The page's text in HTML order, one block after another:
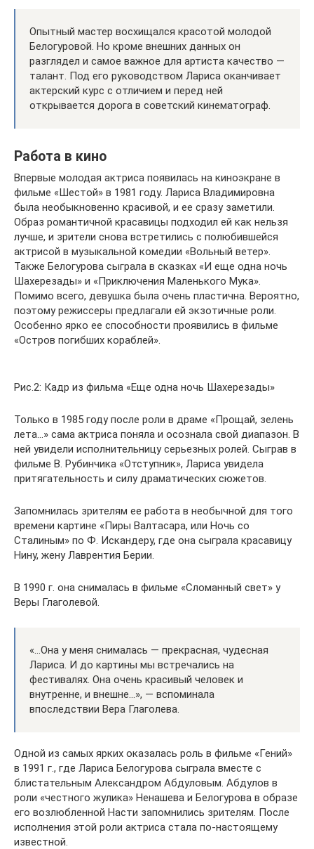
Опытный мастер восхищался красотой молодой
Белогуровой. Но кроме внешних данных он
разглядел и самое важное для артиста качество —
талант. Под его руководством Лариса оканчивает
актерский курс с отличием и перед ней
открывается дорога в советский кинематограф.
Работа в кино
Впервые молодая актриса появилась на киноэкране в
фильме «Шестой» в 1981 году. Лариса Владимировна
была необыкновенно красивой, и ее сразу заметили.
Образ романтичной красавицы подходил ей как нельзя
лучше, и зрители снова встретились с полюбившейся
актрисой в музыкальной комедии «Вольный ветер».
Также Белогурова сыграла в сказках «И еще одна ночь
Шахерезады» и «Приключения Маленького Мука».
Помимо всего, девушка была очень пластична. Вероятно,
поэтому режиссеры предлагали ей экзотичные роли.
Особенно ярко ее способности проявились в фильме
«Остров погибших кораблей».
Рис.2: Кадр из фильма «Еще одна ночь Шахерезады»
Только в 1985 году после роли в драме «Прощай, зелень
лета…» сама актриса поняла и осознала свой диапазон. В
ней увидели исполнительницу серьезных ролей. Сыграв в
фильме В. Рубинчика «Отступник», Лариса увидела
притягательность и силу драматических сюжетов.
Запомнилась зрителям ее работа в необычной для того
времени картине «Пиры Валтасара, или Ночь со
Сталиным» по Ф. Искандеру, где она сыграла красавицу
Нину, жену Лаврентия Берии.
В 1990 г. она снималась в фильме «Сломанный свет» у
Веры Глаголевой.
«…Она у меня снималась — прекрасная, чудесная
Лариса. И до картины мы встречались на
фестивалях. Она очень красивый человек и
внутренне, и внешне…», — вспоминала
впоследствии Вера Глаголева.
Одной из самых ярких оказалась роль в фильме «Гений»
в 1991 г., где Лариса Белогурова сыграла вместе с
блистательным Александром Абдуловым. Абдулов в
роли «честного жулика» Ненашева и Белогурова в образе
его возлюбленной Насти запомнились зрителям. После
исполнения этой роли актриса стала по-настоящему
известной.